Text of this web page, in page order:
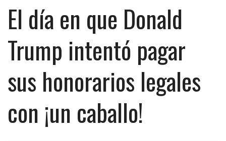
El día en que Donald
Trump intentó pagar
sus honorarios legales
con ¡un caballo!